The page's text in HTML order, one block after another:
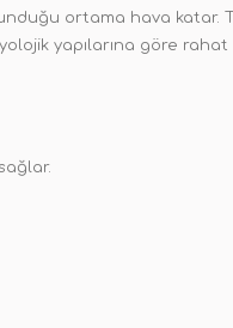
ortama hava katar.
yapılarına göre